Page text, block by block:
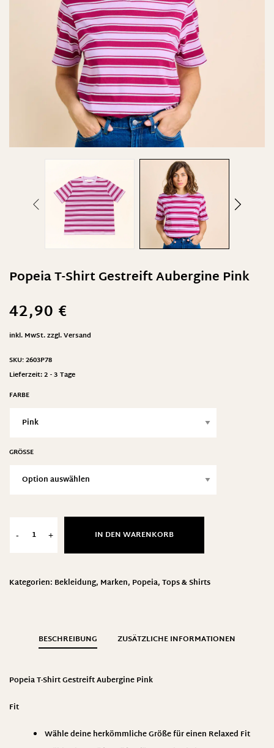
Popeia T-Shirt Gestreift Aubergine Pink
42,90 €
inkl. MwSt.zzgl.Versand
SKU:2603P78
Lieferzeit:2 - 3 Tage
FARBE
GRÖSSE
- + IN DEN WARENKORB
Kategorien: Bekleidung, Marken, Popeia,Tops & Shirts
BESCHREIBUNG ZUSÄTZLICHE INFORMATIONEN
Popeia T-Shirt Gestreift Aubergine Pink
Fit
Wähle deine herkömmliche Größe für einen Relaxed Fit